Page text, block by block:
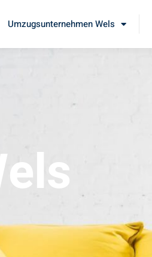
Umzugsunternehmen Wels